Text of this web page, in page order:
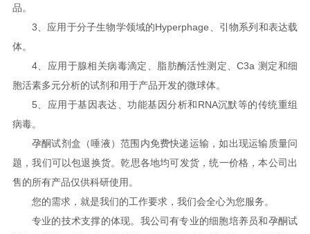
品。
3、应用于分子生物学领域的Hyperphage、引物系列和表达载
体。
4、应用于腺相关病毒滴定、脂肪酶活性测定、C3a 测定和细
胞活素多元分析的试剂和用于产品开发的微球体。
5、应用于基因表达、功能基因分析和RNA沉默等的传统重组
病毒。
孕酮试剂盒（唾液）范围内免费快递运输，如出现运输质量问
题，我们可以包退换货。乾思各地均可发货，统一价格，本公司出
售的所有产品仅供科研使用。
您的需求，就是我们的工作要求，我们会全心为您服务。
专业的技术支撑的体现。我公司有专业的细胞培养员和孕酮试